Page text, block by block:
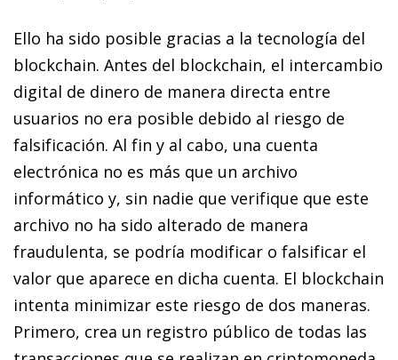
Ello ha sido posible gracias a la tecnología del
blockchain. Antes del blockchain, el intercambio
digital de dinero de manera directa entre
usuarios no era posible debido al riesgo de
falsificación. Al fin y al cabo, una cuenta
electrónica no es más que un archivo
informático y, sin nadie que verifique que este
archivo no ha sido alterado de manera
fraudulenta, se podría modificar o falsificar el
valor que aparece en dicha cuenta. El blockchain
intenta minimizar este riesgo de dos maneras.
Primero, crea un registro público de todas las